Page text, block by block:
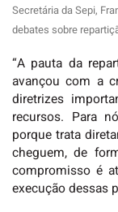
Secretária da Sepi,
debates sobre
“A pauta da
avançou com a
diretrizes
recursos. Para
porque trata
cheguem, de
compromisso é
execução dessas